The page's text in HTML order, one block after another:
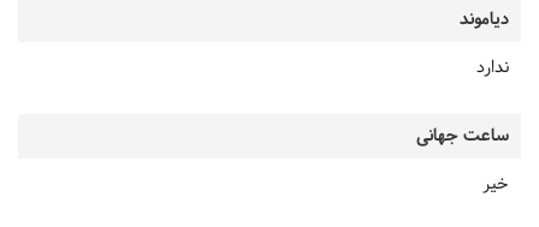
دیاموند
ندارد
ساعت جهانی
خیر